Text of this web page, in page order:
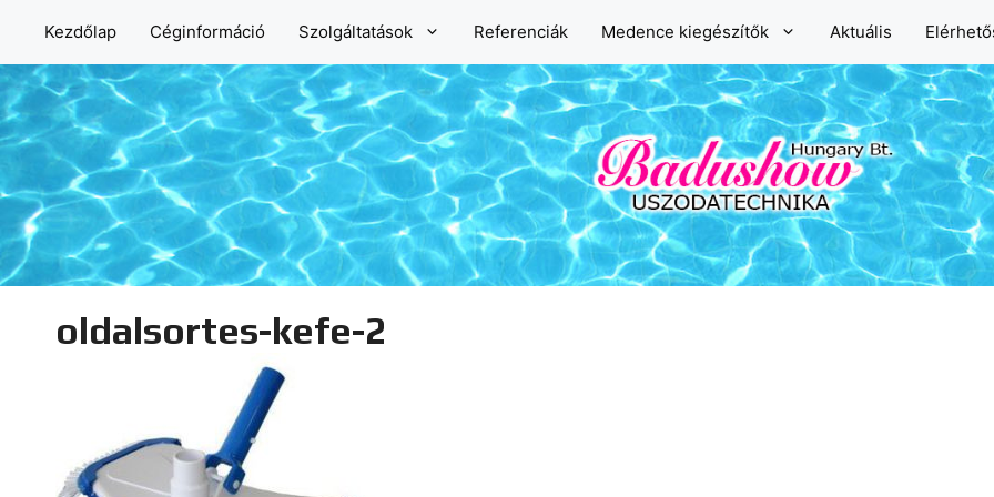
tartalomba
Kezdőlap Céginformáció Szolgáltatások Referenciák Medence kiegészítők Aktuális
oldalsortes-kefe-2